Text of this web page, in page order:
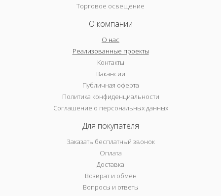
Торговое освещение
О компании
О нас
Реализованные проекты
Контакты
Вакансии
Публичная оферта
Политика конфиденциальности
Соглашение о персональных данных
Для покупателя
Заказать бесплатный звонок
Оплата
Доставка
Возврат и обмен
Вопросы и ответы